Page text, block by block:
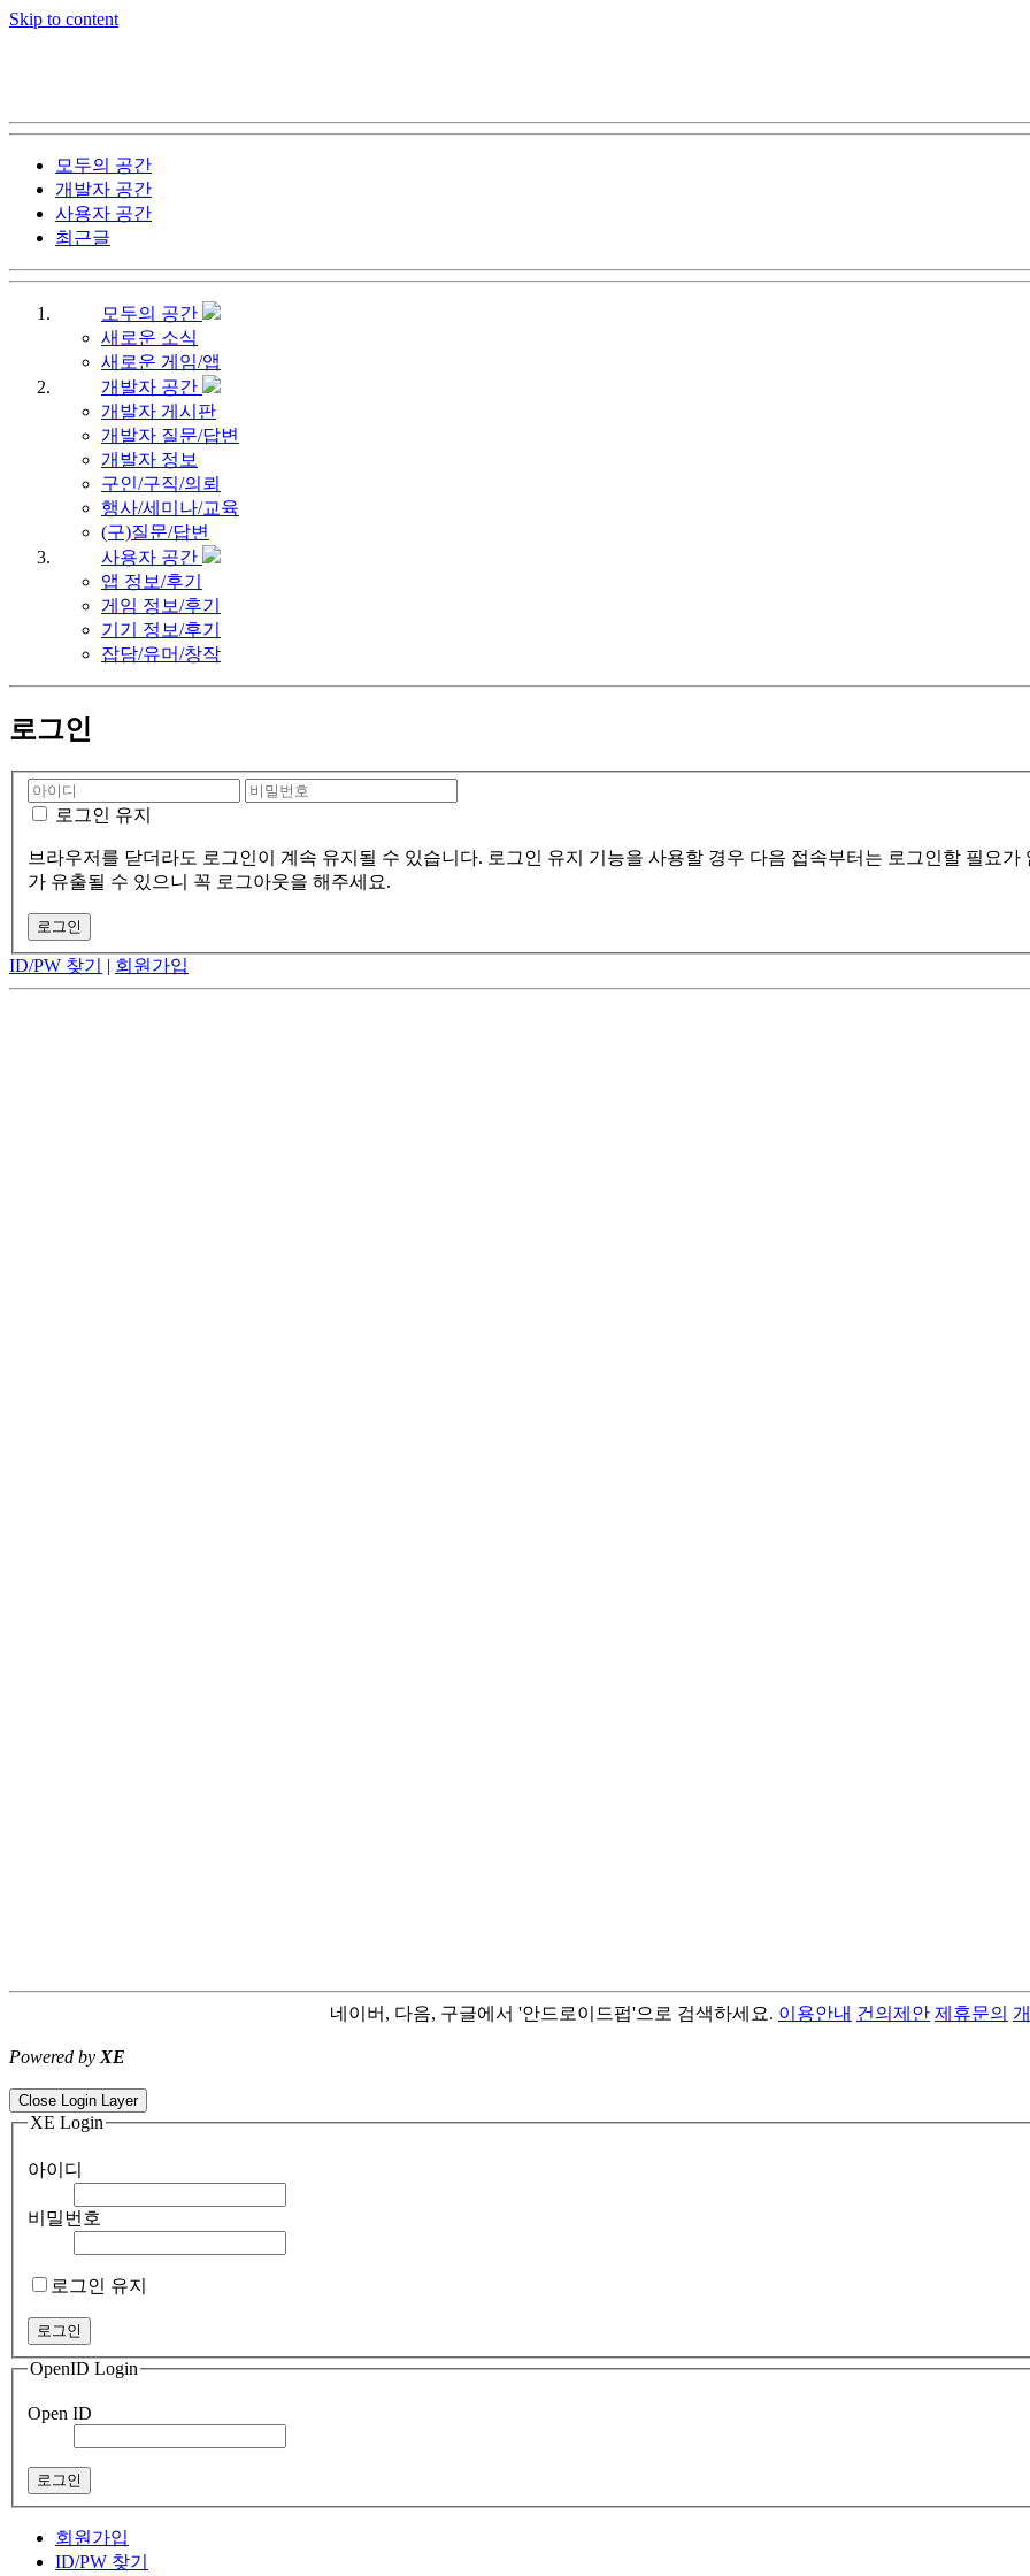
Skip to content
모두의 공간
개발자 공간
사용자 공간
최근글
모두의 공간
새로운 소식
새로운 게임/앱
개발자 공간
개발자 게시판
개발자 질문/답변
개발자 정보
구인/구직/의뢰
행사/세미나/교육
(구)질문/답변
사용자 공간
앱 정보/후기
게임 정보/후기
기기 정보/후기
잡담/유머/창작
로그인
로그인 유지
브라우저를 닫더라도 로그인이 계속 유지될 수 있습니다. 로그인 유지 기능을 사용할 경우 다음 접속부터는 로그인할 필요
가 유출될 수 있으니 꼭 로그아웃을 해주세요.
ID/PW 찾기 | 회원가입
네이버, 다음, 구글에서 '안드로이드펍'으로 검색하세요. 이용안내 건의제안 제휴문의
Powered by XE
Close Login Layer
XE Login
아이디
비밀번호
로그인 유지
OpenID Login
Open ID
회원가입
ID/PW 찾기